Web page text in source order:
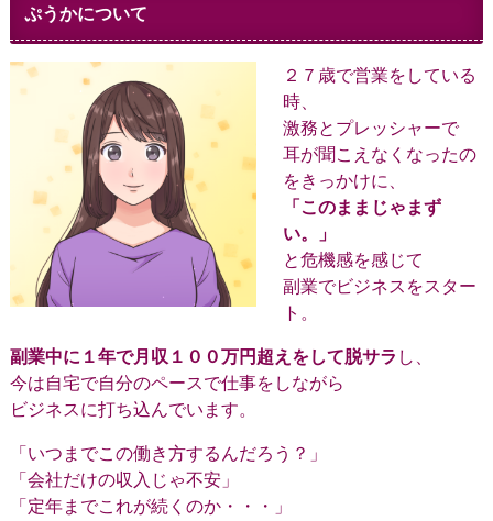
ぷうかについて
２７歳で営業をしている
時、
激務とプレッシャーで
耳が聞こえなくなったの
をきっかけに、
「このままじゃまず
い。」
と危機感を感じて
副業でビジネスをスター
ト。
副業中に１年で月収１００万円超えをして脱サラ し、
今は自宅で自分のペースで仕事をしながら
ビジネスに打ち込んでいます。
「いつまでこの働き方するんだろう？」
「会社だけの収入じゃ不安」
「定年までこれが続くのか・・・」